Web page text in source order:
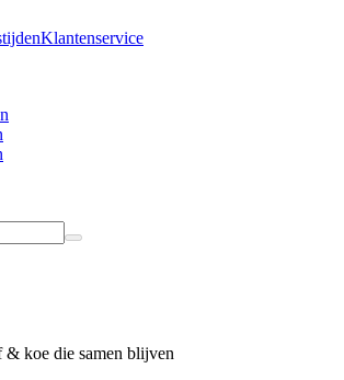
Klantenservice
koe die samen blijven